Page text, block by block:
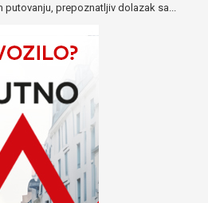
prepoznatljiv dolazak sa...